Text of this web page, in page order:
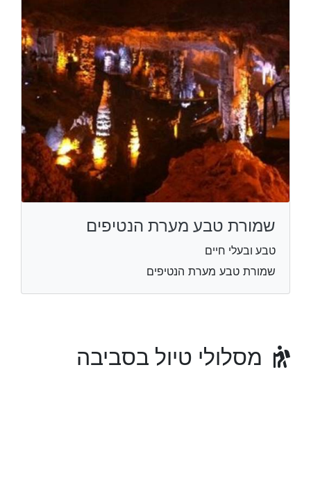
שמורת טבע מערת הנטיפים
טבע ובעלי חיים
שמורת טבע מערת הנטיפים
מסלולי טיול בסביבה